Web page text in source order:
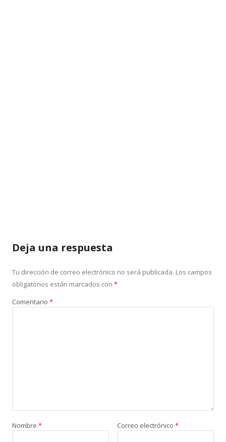
Deja una respuesta
Tu dirección de correo electrónico no será publicada. Los campos
obligatorios están marcados con *
Comentario *
Nombre * Correo electrónico *